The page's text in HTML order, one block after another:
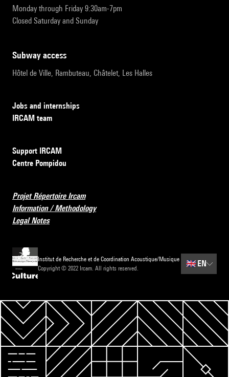
Monday through Friday 9:30am-7pm
Closed Saturday and Sunday
subway access
Hôtel de Ville, Rambuteau, Châtelet, Les Halles
Jobs and internships
IRCAM team
Support IRCAM
Centre Pompidou
Projet Répertoire Ircam
Information / Methodology
Legal Notes
Institut de Recherche et de Coordination Acoustique/Musique
Copyright © 2022 Ircam. All rights reserved.
🇬🇧 EN